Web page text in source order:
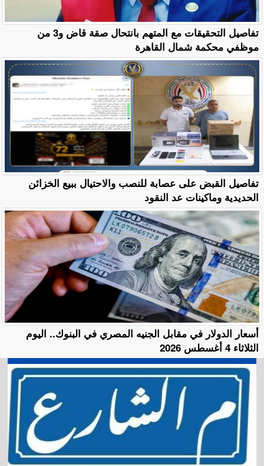
تفاصيل التحقيقات مع المتهم بانتحال صقة قاض و3 من
موظفي محكمة شمال القاهرة
تفاصيل القبض على عصابة للنصب والاحتيال ببيع الخزائن
الحديدية وماكينات عد النقود
أسعار الدولار في مقابل الجنيه المصري في البنوك.. اليوم
الثلاثاء 4 أغسطس 2026